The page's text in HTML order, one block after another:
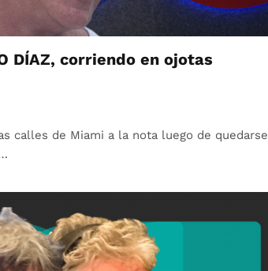
DÍAZ, corriendo en ojotas
calles de Miami a la nota luego de quedarse